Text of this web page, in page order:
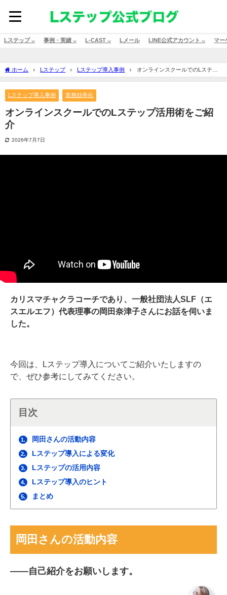
Lステップ ⌵ 事例・実績 ⌵ L-CAST ⌵ Lメール LINE公式アカウント ⌵ マー
ホーム Lステップ Lステップ導入事例
オンラインスクールでのLステッ
プ活用術をご紹介
Lステップ導入事例 業務効率化
オンラインスクールでのLステップ活用術をご紹
介
2026年7月7日
カリスマチャクラコーチであり、一般社団法人SLF（エ
スエルエフ）代表理事の岡田奈津子さんにお話を伺いま
した。
今回は、Lステップ導入についてご紹介いたしますの
で、ぜひ参考にしてみてください。
目次
1. 岡田さんの活動内容
2. Lステップ導入による変化
3. Lステップの活用内容
4. Lステップ導入のヒント
5. まとめ
岡田さんの活動内容
――自己紹介をお願いします。